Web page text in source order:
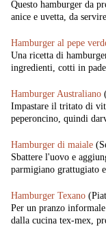
Questo hamburger da
anice e uvetta, da
Hamburger al pepe
Una ricetta di
ingredienti, cotti in
Hamburger Australiano
Impastare il tritato di
peperoncino, quindi
Hamburger di maiale
Sbattere l'uovo e
parmigiano grattugiato
Hamburger Texano
Per un pranzo
dalla cucina tex-mex,